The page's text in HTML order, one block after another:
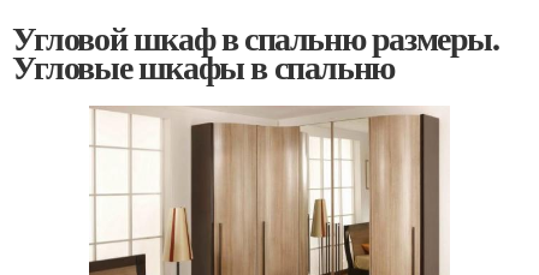
Угловой шкаф в спальню размеры.
Угловые шкафы в спальню